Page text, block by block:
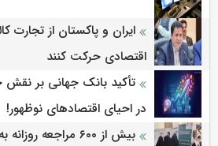
ایران و پاکستان از تجارت
اقتصادی حرکت کنند
تأکید بانک جهانی بر
در احیای اقتصادهای نوظهور!
بیش از ۶۰۰ مراجعه